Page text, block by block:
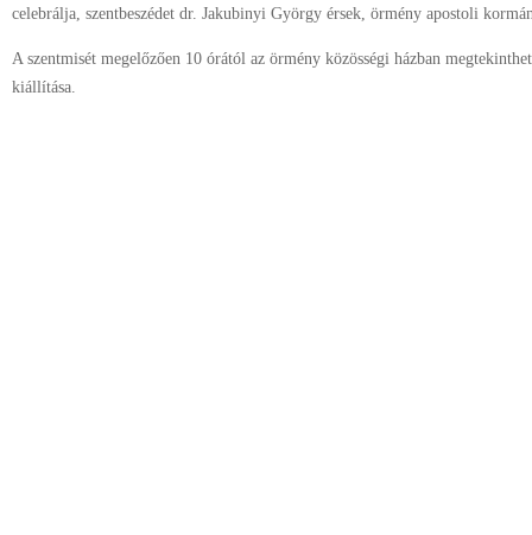
celebrálja, szentbeszédet dr. Jakubinyi György érsek, örmény apostoli
A szentmisét megelőzően 10 órától az örmény közösségi házban
kiállítása.